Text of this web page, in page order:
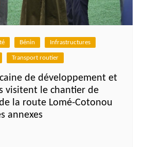
Bénin Infrastructures
Transport routier
de développement et
visitent le chantier de
la route Lomé-Cotonou
annexes